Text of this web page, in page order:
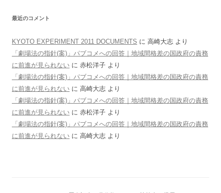
最近のコメント
KYOTO EXPERIMENT 2011 DOCUMENTS に 高崎大志 より
「劇場法の指針(案)」パブコメへの回答｜地域間格差の国政府の責務
に前進が見られない に 赤松洋子 より
「劇場法の指針(案)」パブコメへの回答｜地域間格差の国政府の責務
に前進が見られない に 高崎大志 より
「劇場法の指針(案)」パブコメへの回答｜地域間格差の国政府の責務
に前進が見られない に 赤松洋子 より
「劇場法の指針(案)」パブコメへの回答｜地域間格差の国政府の責務
に前進が見られない に 高崎大志 より